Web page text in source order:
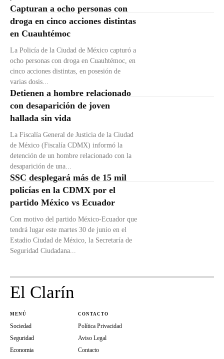
Capturan a ocho personas con
droga en cinco acciones distintas
en Cuauhtémoc
La Policía de la Ciudad de México capturó a
ocho personas con droga en Cuauhtémoc, en
cinco acciones distintas, en posesión de
varias dosis...
Detienen a hombre relacionado
con desaparición de joven
hallada sin vida
La Fiscalía General de Justicia de la Ciudad
de México (Fiscalía CDMX) informó la
detención de un hombre relacionado con la
desaparición de una...
SSC desplegará más de 15 mil
policías en la CDMX por el
partido México vs Ecuador
Con motivo del partido México-Ecuador que
tendrá lugar este martes 30 de junio en el
Estadio Ciudad de México, la Secretaría de
Seguridad Ciudadana...
El Clarín
MENÚ
Sociedad
Seguridad
Economia
CONTACTO
Política Privacidad
Aviso Legal
Contacto